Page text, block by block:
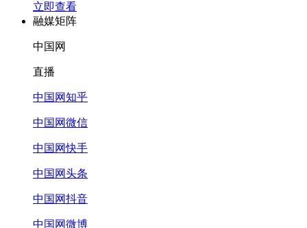
立即查看
融媒矩阵
中国网
直播
中国网知乎
中国网微信
中国网快手
中国网头条
中国网抖音
中国网微博